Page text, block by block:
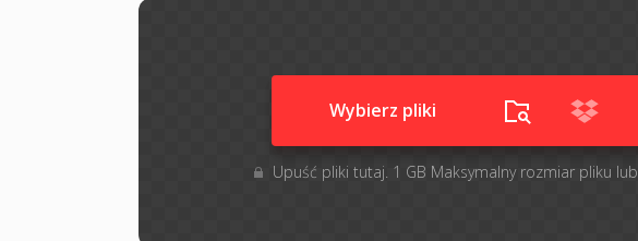
Wybierz pliki
Upuść pliki tutaj. 1 GB Maksymalny rozmiar pliku lub